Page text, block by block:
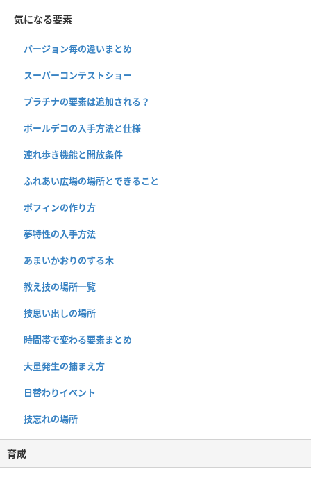
気になる要素
バージョン毎の違いまとめ
スーパーコンテストショー
プラチナの要素は追加される？
ボールデコの入手方法と仕様
連れ歩き機能と開放条件
ふれあい広場の場所とできること
ポフィンの作り方
夢特性の入手方法
あまいかおりのする木
教え技の場所一覧
技思い出しの場所
時間帯で変わる要素まとめ
大量発生の捕まえ方
日替わりイベント
技忘れの場所
育成